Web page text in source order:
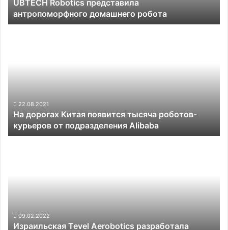
UBTECH Robotics представила
антропоморфного домашнего робота
от
подразделения
Alibaba
22.08.2021
На дорогах Китая появится тысяча роботов-
курьеров от подразделения Alibaba
сбора
садовых
09.02.2022
Израильская Tevel Aerobotics разработала